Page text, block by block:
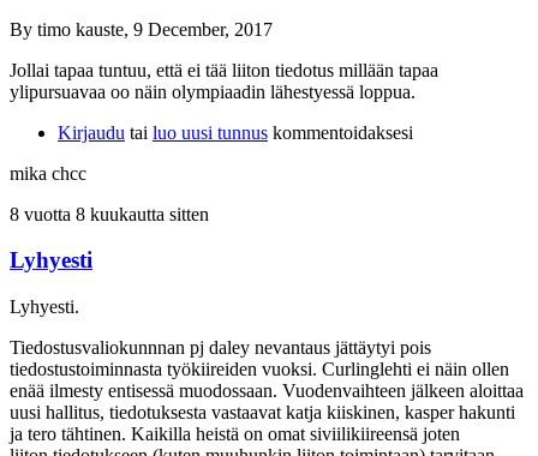
By timo kauste, 9 December, 2017
Jollai tapaa tuntuu, että ei tää liiton tiedotus millään tapaa
ylipursuavaa oo näin olympiaadin lähestyessä loppua.
Kirjaudu tai luo uusi tunnus kommentoidaksesi
mika chcc
8 vuotta 8 kuukautta sitten
Lyhyesti
Lyhyesti.
Tiedostusvaliokunnnan pj daley nevantaus jättäytyi pois
tiedostustoiminnasta työkiireiden vuoksi. Curlinglehti ei näin ollen
enää ilmesty entisessä muodossaan. Vuodenvaihteen jälkeen aloittaa
uusi hallitus, tiedotuksesta vastaavat katja kiiskinen, kasper hakunti
ja tero tähtinen. Kaikilla heistä on omat siviilikiireensä joten